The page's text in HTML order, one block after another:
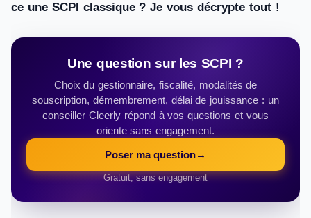
ce une SCPI classique ? Je vous décrypte tout !
Une question sur les SCPI ?
Choix du gestionnaire, fiscalité, modalités de
souscription, démembrement, délai de jouissance : un
conseiller Cleerly répond à vos questions et vous
oriente sans engagement.
Poser ma question→
Gratuit, sans engagement